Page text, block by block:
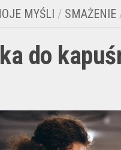
stałe
MYŚLI / SMAŻENIE
do